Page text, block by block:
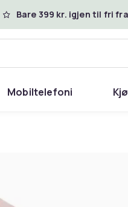
Bare 399 kr. igjen til fri
Mobiltelefoni